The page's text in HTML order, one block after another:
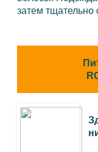
затем тщательно